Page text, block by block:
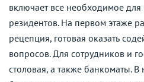
включает все необходимое
резидентов. На первом этаже
рецепция, готовая оказать
вопросов. Для сотрудников и
столовая, а также банкоматы. В